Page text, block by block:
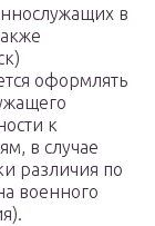
в
оформлять
к
в случае
различия по
военного